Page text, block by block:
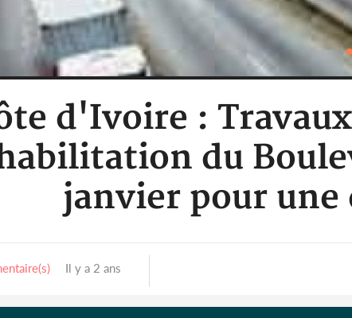
d'Ivoire :
du
janvier pour une
Il y a 2 ans